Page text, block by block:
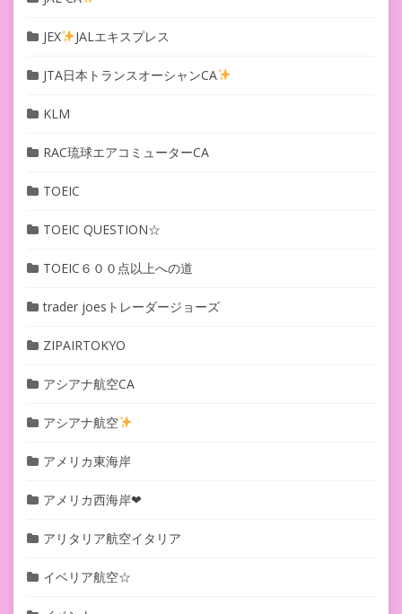
JEX JALエキスプレス
JTA日本トランスオーシャンCA
KLM
RAC琉球エアコミューターCA
TOEIC
TOEIC QUESTION☆
TOEIC６００点以上への道
trader joesトレーダージョーズ
ZIPAIRTOKYO
アシアナ航空CA
アシアナ航空
アメリカ東海岸
アメリカ西海岸❤︎
アリタリア航空イタリア
イベリア航空☆